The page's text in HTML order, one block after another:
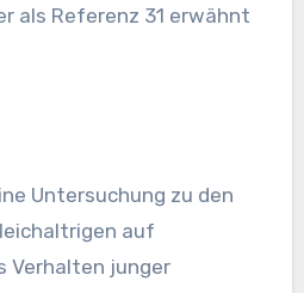
als Referenz 31 erwähnt
Untersuchung zu den
auf
Verhalten junger